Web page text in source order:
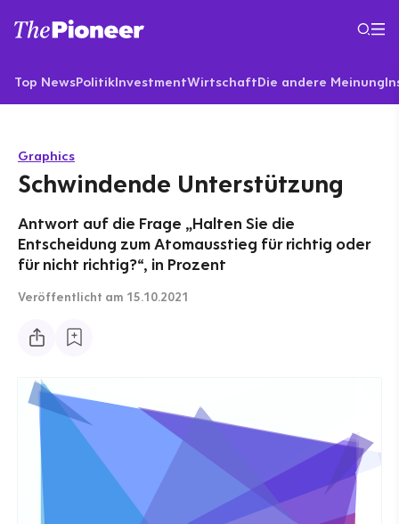
Top NewsPolitikInvestmentWirtschaftDie andere Meinung
Graphics
Schwindende Unterstützung
Antwort auf die Frage „Halten Sie die
Entscheidung zum Atomausstieg für richtig oder
für nicht richtig?“, in Prozent
Veröffentlicht am 15.10.2021